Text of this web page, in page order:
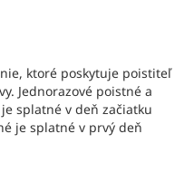
ktoré poskytuje poistiteľ
Jednorazové poistné a
splatné v deň začiatku
je splatné v prvý deň